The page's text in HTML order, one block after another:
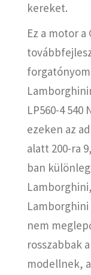
kereket.
Ez a motor
LP560-4
ezeken az
alatt 200-ra
ban
Lamborghini
nem
rosszabbak
modellnek,